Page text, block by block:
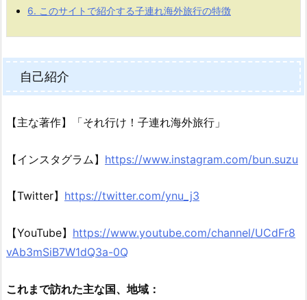
6. このサイトで紹介する子連れ海外旅行の特徴
自己紹介
【主な著作】「それ行け！子連れ海外旅行」
【インスタグラム】 https://www.instagram.com/bun.suzu
【Twitter】 https://twitter.com/ynu_j3
【YouTube】 https://www.youtube.com/channel/UCdFr8
vAb3mSiB7W1dQ3a-0Q
これまで訪れた主な国、地域：